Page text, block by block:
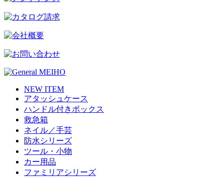
NEW ITEM
アタッシュケース
ハンドル付きボックス
救急箱
ネイル／手芸
防水シリーズ
ツール・小物
カー用品
ファミリアシリーズ